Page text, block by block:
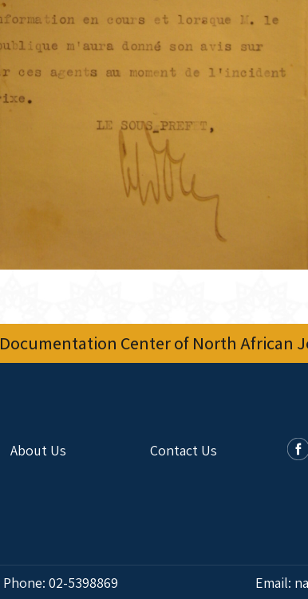
Documentation Center of North African
About Us Contact Us
Phone: 02-5398869 Email: